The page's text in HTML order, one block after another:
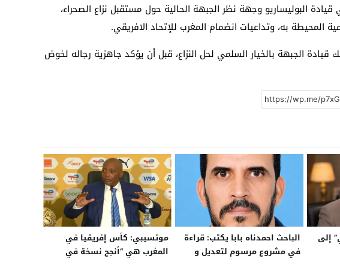
البوليساريو وجهة نظر الجبهة الحالية حول مستقبل نزاع الصحراء،
المحيطة به، وتداعيات انضمام المغرب للإتحاد الافريقي.
الجبهة بالخيار السلمي لحل النزاع، قبل أن يؤكد جاهزية رجاله لخوض
إلى
الباحث احمدناه بابا يكتب: قراءة
في مشروع مرسوم لتعديل و
موتسيبي: كأس إفريقيا في
المغرب هي “أنجح نسخة في